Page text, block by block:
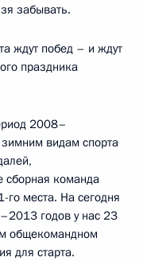
забывать.
ждут побед – и ждут
праздника
2008–
видам спорта
сборная команда
го места. На сегодня
годов у нас 23
общекомандном
для старта.